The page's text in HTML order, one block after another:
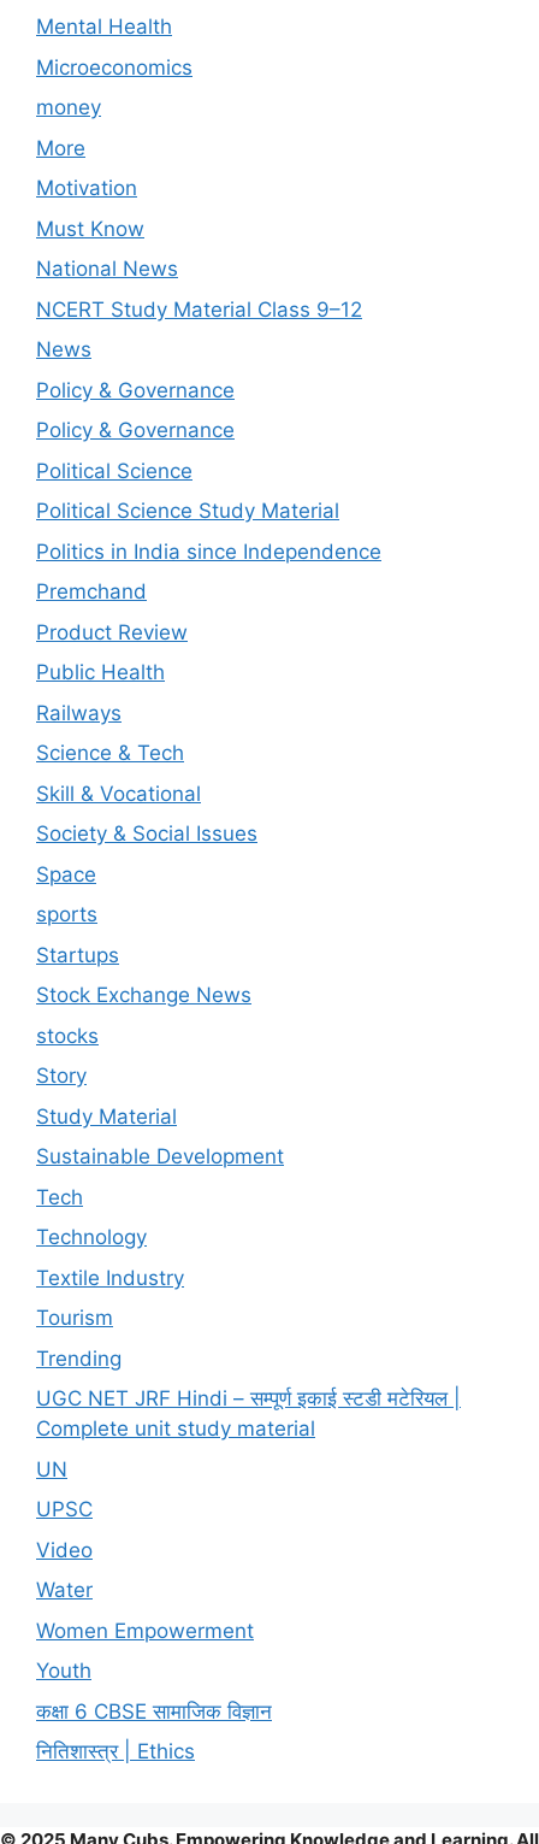
Mental Health
Microeconomics
money
More
Motivation
Must Know
National News
NCERT Study Material Class 9–12
News
Policy & Governance
Policy & Governance
Political Science
Political Science Study Material
Politics in India since Independence
Premchand
Product Review
Public Health
Railways
Science & Tech
Skill & Vocational
Society & Social Issues
Space
sports
Startups
Stock Exchange News
stocks
Story
Study Material
Sustainable Development
Tech
Technology
Textile Industry
Tourism
Trending
UGC NET JRF Hindi – सम्पूर्ण इकाई स्टडी मटेरियल |
Complete unit study material
UN
UPSC
Video
Water
Women Empowerment
Youth
कक्षा 6 CBSE सामाजिक विज्ञान
नितिशास्त्र | Ethics